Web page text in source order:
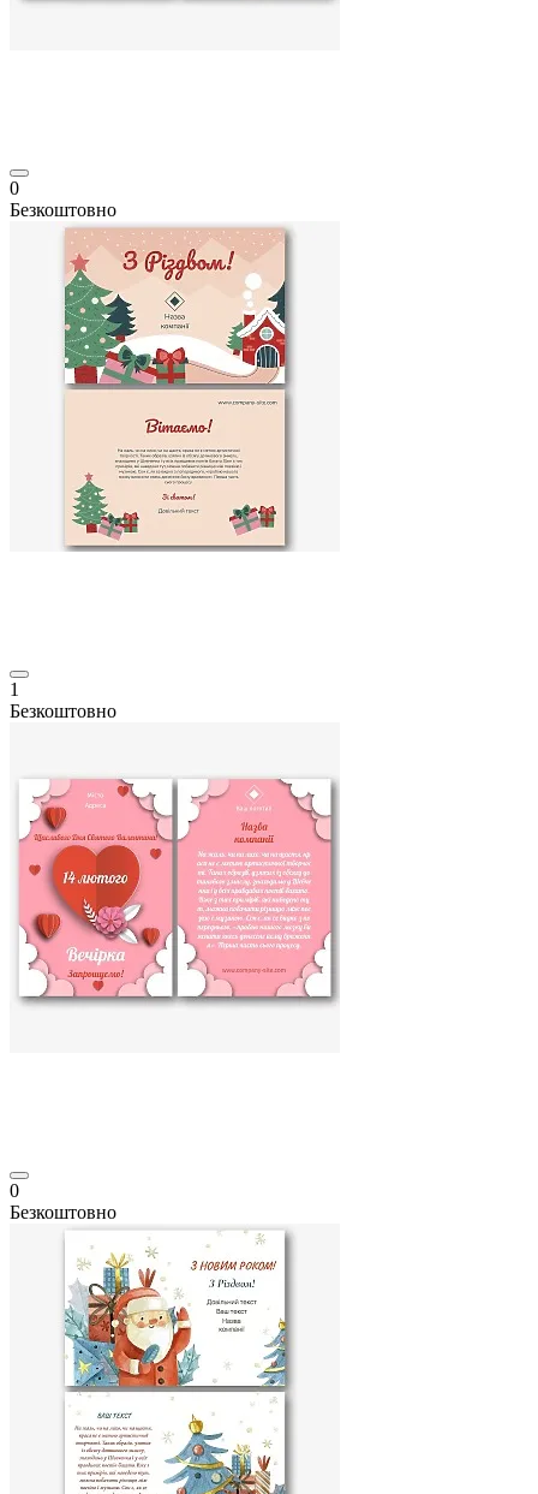
0
Безкоштовно
1
Безкоштовно
0
Безкоштовно